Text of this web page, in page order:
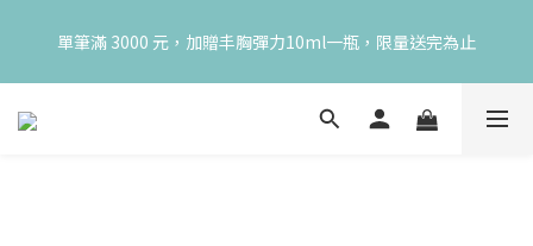
隨身瓶，再享超值滿額贈 👉
單筆滿 3000 元，加贈丰胸彈力10ml一瓶，限量送完為止
😍 8月慶典！250ml 無痛/深呼吸/橙花開賣！獨享 68 折再送 20ml